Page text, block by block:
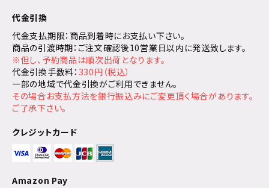
代金引換
代金支払期限：商品到着時にお支払い下さい。
商品の引渡時期：ご注文確認後10営業日以内に発送致します。
※但し、予約商品は順次出荷となります。
代金引換手数料： 330円（税込）
一部の地域で代金引換がご利用できません。
その場合お支払方法を銀行振込みにご変更頂く場合があります。
ご了承下さい。
クレジットカード
Amazon Pay